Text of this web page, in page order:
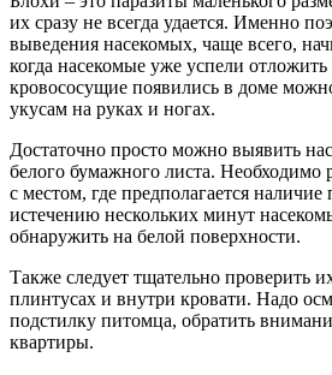
их сразу не всегда удается. Именно
выведения насекомых, чаще всего,
когда насекомые уже успели
кровососущие появились в доме
укусам на руках и ногах.
Достаточно просто можно выявить
белого бумажного листа. Необходимо
с местом, где предполагается наличие
истечению нескольких минут
обнаружить на белой поверхности.
Также следует тщательно проверить
плинтусах и внутри кровати. Надо
подстилку питомца, обратить
квартиры.